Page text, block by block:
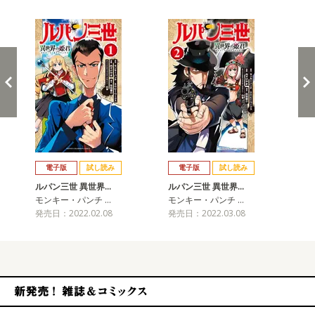
電子版 試し読み
ルパン三世 異世界…
モンキー・パンチ …
発売日：2022.02.08
電子版 試し読み
ルパン三世 異世界…
モンキー・パンチ …
発売日：2022.03.08